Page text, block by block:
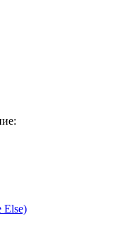
Else)